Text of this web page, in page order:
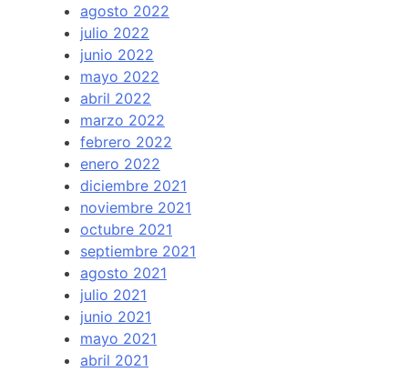
agosto 2022
julio 2022
junio 2022
mayo 2022
abril 2022
marzo 2022
febrero 2022
enero 2022
diciembre 2021
noviembre 2021
octubre 2021
septiembre 2021
agosto 2021
julio 2021
junio 2021
mayo 2021
abril 2021